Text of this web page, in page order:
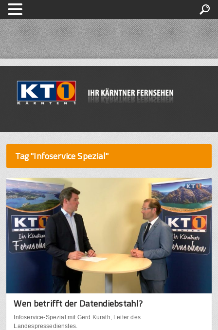
Tag "Infoservice Spezial"
Wen betrifft der Datendiebstahl?
Infoservice-Spezial mit Gerd Kurath, Leiter des
Landespressedienstes.